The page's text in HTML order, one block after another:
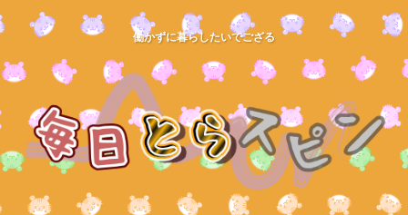
働かずに暮らしたいでござる